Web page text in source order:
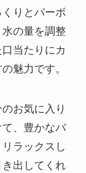
りとバーボ
の量を調整
当たりにカ
魅力です。
お気に入り
、豊かなバ
ラックスし
出してくれ